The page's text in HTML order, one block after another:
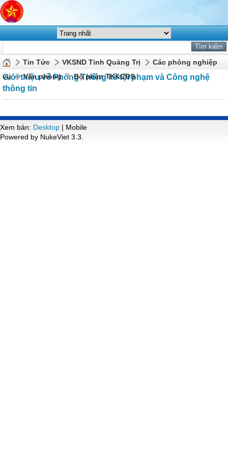
Tin Tức VKSND Tỉnh Quảng Trị
Các phòng nghiệp
vụ
Văn phòng Bộ phận TK&CĐS
Giới thiệu về Phòng Thống kê tội phạm và Công nghệ
thông tin
Xem bản: Desktop | Mobile
Powered by NukeViet 3.3.